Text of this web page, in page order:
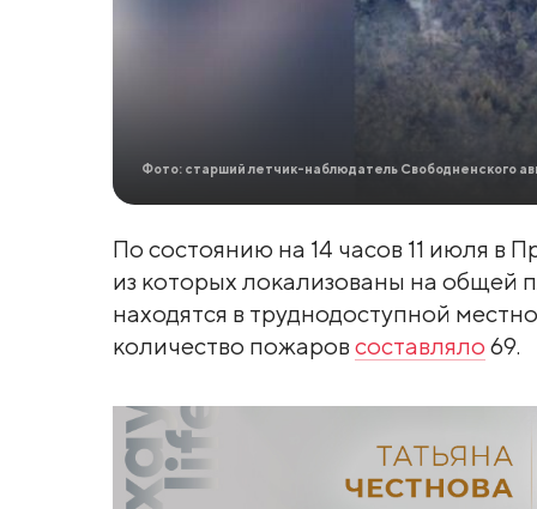
Фото: старший летчик-наблюдатель Свободненского
По состоянию на 14 часов 11 июля в
из которых локализованы на общей
находятся в труднодоступной
количество пожаров составляло 69.